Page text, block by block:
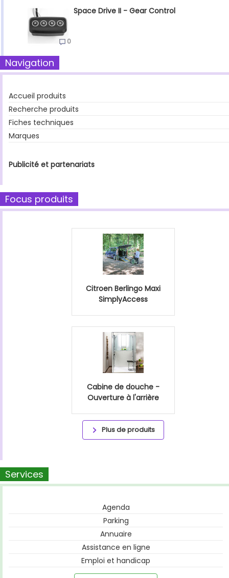
Space Drive II - Gear Control
0
Navigation
Accueil produits
Recherche produits
Fiches techniques
Marques
Publicité et partenariats
Focus produits
Citroen Berlingo Maxi
SimplyAccess
Cabine de douche -
Ouverture à l'arrière
Plus de produits
Services
Agenda
Parking
Annuaire
Assistance en ligne
Emploi et handicap